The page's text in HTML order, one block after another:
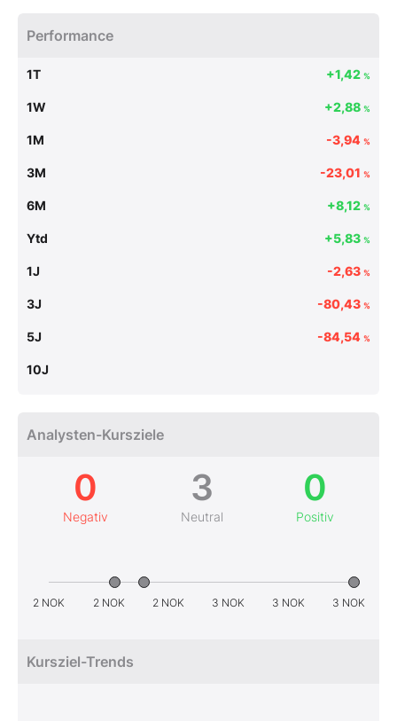
Performance
1T +1,42 %
1W +2,88 %
1M -3,94 %
3M -23,01 %
6M +8,12 %
Ytd +5,83 %
1J -2,63 %
3J -80,43 %
5J -84,54 %
10J
Analysten-Kursziele
0
Negativ
3
Neutral
0
Positiv
2 NOK 2 NOK 2 NOK 3 NOK 3 NOK 3 NOK
Kursziel-Trends